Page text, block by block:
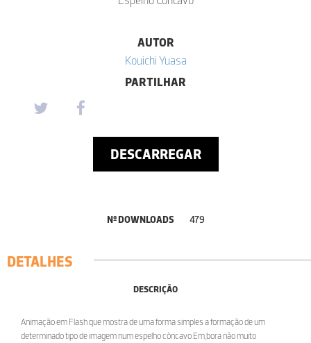
AUTOR
Kouichi Yuasa
PARTILHAR
DESCARREGAR
Nº DOWNLOADS 479
DETALHES
DESCRIÇÃO
Animação em Flash que mostra de uma forma simples a formação de um
determinado tipo de imagem num espelho côncavo.Em,bora não muito